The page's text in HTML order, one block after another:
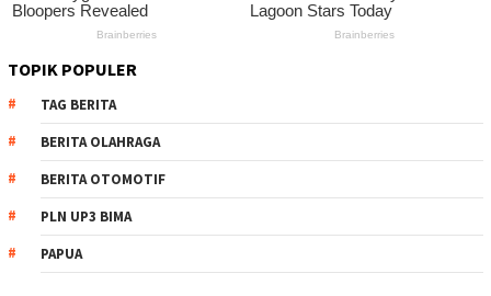
TOPIK POPULER
TAG BERITA
BERITA OLAHRAGA
BERITA OTOMOTIF
PLN UP3 BIMA
PAPUA